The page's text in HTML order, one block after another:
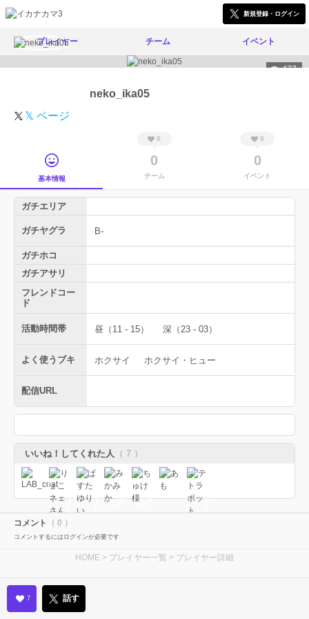
新規登録・ログイン
プレイヤー チーム イベント
477
neko_ika05
𝕏 ページ
基本情報
0
0
チーム
0
0
イベント
ガチエリア
ガチヤグラ B-
ガチホコ
ガチアサリ
フレンドコー
ド
活動時間帯 昼（11 - 15） 深（23 - 03）
よく使うブキ ホクサイ ホクサイ・ヒュー
配信URL
いいね！してくれた人 （ 7 ）
コメント （ 0 ）
コメントするにはログインが必要です
HOME > プレイヤー一覧 > プレイヤー詳細
7 話す